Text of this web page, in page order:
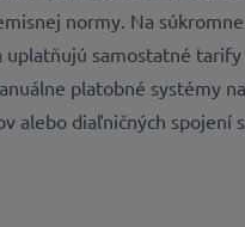
normy. Na súkromne
uplatňujú samostatné
platobné systémy
alebo diaľničných spojení